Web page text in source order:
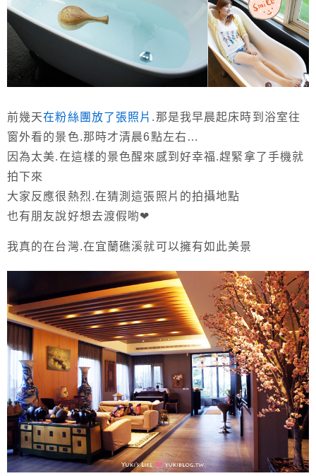
前幾天在粉絲團放了張照片 .那是我早晨起床時到浴室往
窗外看的景色.那時才清晨6點左右…
因為太美.在這樣的景色醒來感到好幸福.趕緊拿了手機就
拍下來
大家反應很熱烈.在猜測這張照片的拍攝地點
也有朋友說好想去渡假喲❤
我真的在台灣.在宜蘭礁溪就可以擁有如此美景